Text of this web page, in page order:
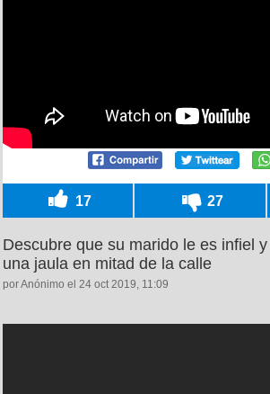
17 27
Descubre que su marido le es infiel
una jaula en mitad de la calle
por Anónimo el 24 oct 2019, 11:09